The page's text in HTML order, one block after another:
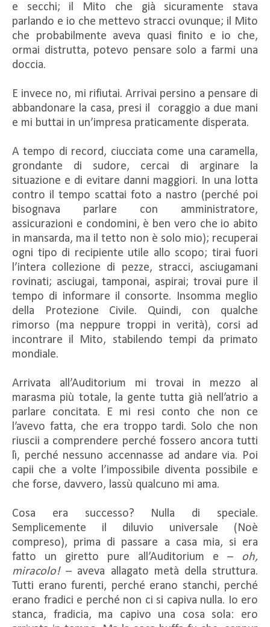
e secchi; il Mito che già sicuramente stava
parlando e io che mettevo stracci ovunque; il Mito
che probabilmente aveva quasi finito e io che,
ormai distrutta, potevo pensare solo a farmi una
doccia.
E invece no, mi rifiutai. Arrivai persino a pensare di
abbandonare la casa, presi il coraggio a due mani
e mi buttai in un’impresa praticamente disperata.
A tempo di record, ciucciata come una caramella,
grondante di sudore, cercai di arginare la
situazione e di evitare danni maggiori. In una lotta
contro il tempo scattai foto a nastro (perché poi
bisognava parlare con amministratore,
assicurazioni e condomini, è ben vero che io abito
in mansarda, ma il tetto non è solo mio); recuperai
ogni tipo di recipiente utile allo scopo; tirai fuori
l’intera collezione di pezze, stracci, asciugamani
rovinati; asciugai, tamponai, aspirai; trovai pure il
tempo di informare il consorte. Insomma meglio
della Protezione Civile. Quindi, con qualche
rimorso (ma neppure troppi in verità), corsi ad
incontrare il Mito, stabilendo tempi da primato
mondiale.
Arrivata all’Auditorium mi trovai in mezzo al
marasma più totale, la gente tutta già nell’atrio a
parlare concitata. E mi resi conto che non ce
l’avevo fatta, che era troppo tardi. Solo che non
riuscii a comprendere perché fossero ancora tutti
lì, perché nessuno accennasse ad andare via. Poi
capii che a volte l’impossibile diventa possibile e
che forse, davvero, lassù qualcuno mi ama.
Cosa era successo? Nulla di speciale.
Semplicemente il diluvio universale (Noè
compreso), prima di passare a casa mia, si era
fatto un giretto pure all’Auditorium e – oh,
miracolo!– aveva allagato metà della struttura.
Tutti erano furenti, perché erano stanchi, perché
erano fradici e perché non ci si capiva nulla. Io ero
stanca, fradicia, ma capivo una cosa sola: ero